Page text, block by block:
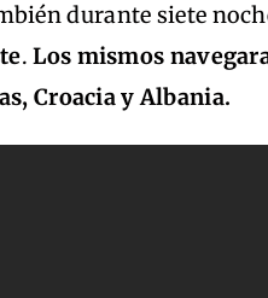
durante siete
. Los mismos
Croacia y Albania.